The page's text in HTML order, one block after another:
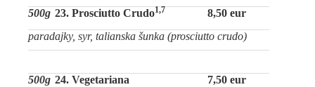
500g 23. Prosciutto Crudo1,7
8,50 eur
paradajky, syr, talianska šunka (prosciutto crudo)
500g 24. Vegetariana
7,50 eur